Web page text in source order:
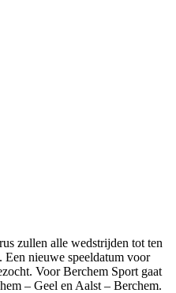
zullen alle wedstrijden tot ten
Een nieuwe speeldatum voor
Voor Berchem Sport gaat
– Geel en Aalst – Berchem.